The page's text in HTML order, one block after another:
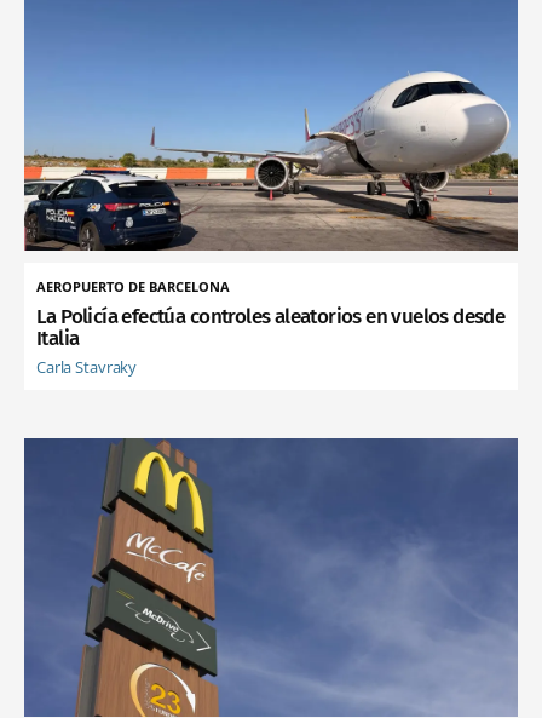
AEROPUERTO DE BARCELONA
La Policía efectúa controles aleatorios en vuelos desde
Italia
Carla Stavraky